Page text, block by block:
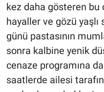
kez daha gösteren bu
hayaller ve gözü yaşlı
günü pastasının
sonra kalbine yenik
cenaze programına
saatlerde ailesi